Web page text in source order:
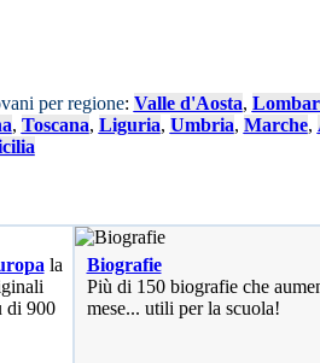
per regione: Valle d'Aosta,
, Toscana, Liguria, Umbria, Marche,
la
di 900
Biografie
Più di 150 biografie che
mese... utili per la scuola!